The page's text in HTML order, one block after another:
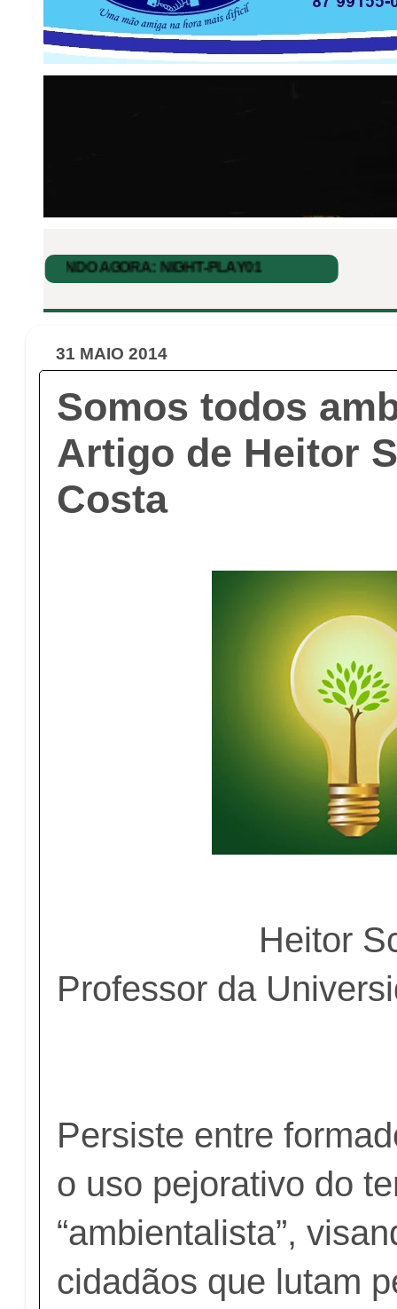
31 MAIO 2014
Somos todos
Artigo de Heitor
Costa
Heitor
Professor da
Persiste entre
o uso pejorativo do
“ambientalista”,
cidadãos que lutam